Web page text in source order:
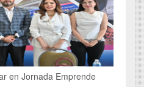
en Jornada Emprende